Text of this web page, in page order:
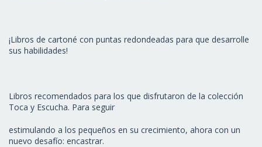
¡Libros de cartoné con puntas redondeadas para que desarrolle
sus habilidades!
Libros recomendados para los que disfrutaron de la colección
Toca y Escucha. Para seguir
estimulando a los pequeños en su crecimiento, ahora con un
nuevo desafío: encastrar.